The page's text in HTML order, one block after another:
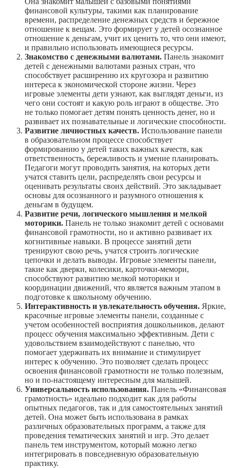
финансовой культуры, такими как планирование
времени, распределение денежных средств и бережное
отношение к вещам. Это формирует у детей осознанное
отношение к деньгам, учит их ценить то, что они имеют,
и правильно использовать имеющиеся ресурсы.
Знакомство с денежными валютами. Панель знакомит
детей с денежными валютами разных стран, что
способствует расширению их кругозора и развитию
интереса к экономической стороне жизни. Через
игровые элементы дети узнают, как выглядят деньги, из
чего они состоят и какую роль играют в обществе. Это
не только помогает детям понять ценность денег, но и
развивает их познавательные и логические способности.
Развитие личностных качеств. Использование панели
в образовательном процессе способствует
формированию у детей таких важных качеств, как
ответственность, бережливость и умение планировать.
Педагоги могут проводить занятия, на которых дети
учатся ставить цели, распределять свои ресурсы и
оценивать результаты своих действий. Это закладывает
основы для осознанного и разумного отношения к
деньгам в будущем.
Развитие речи, логического мышления и мелкой
моторики. Панель не только знакомит детей с основами
финансовой грамотности, но и активно развивает их
когнитивные навыки. В процессе занятий дети
тренируют свою речь, учатся строить логические
цепочки и делать выводы. Игровые элементы панели,
такие как дверки, колесики, карточки-мемори,
способствуют развитию мелкой моторики и
координации движений, что является важным этапом в
подготовке к школьному обучению.
Интерактивность и увлекательность обучения. Яркие,
красочные игровые элементы панели, созданные с
учетом особенностей восприятия дошкольников, делают
процесс обучения максимально эффективным. Дети с
удовольствием взаимодействуют с панелью, что
помогает удерживать их внимание и стимулирует
интерес к обучению. Это позволяет сделать процесс
освоения финансовой грамотности не только полезным,
но и по-настоящему интересным для малышей.
Универсальность использования. Панель «Финансовая
грамотность» идеально подходит как для работы
опытных педагогов, так и для самостоятельных занятий
детей. Она может быть использована в рамках
различных образовательных программ, а также для
проведения тематических занятий и игр. Это делает
панель тем инструментом, который можно легко
интегрировать в повседневную образовательную
практику.